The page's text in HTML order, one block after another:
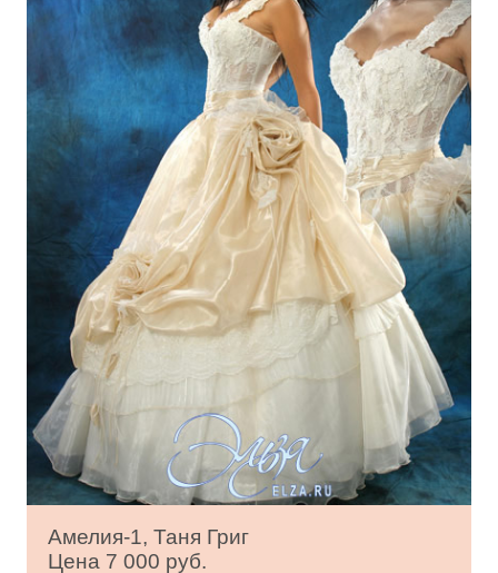
Амелия-1, Таня Григ
Цена 7 000 руб.